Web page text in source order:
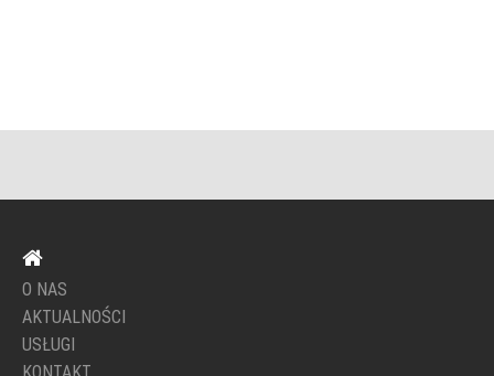
O NAS
AKTUALNOŚCI
USŁUGI
KONTAKT